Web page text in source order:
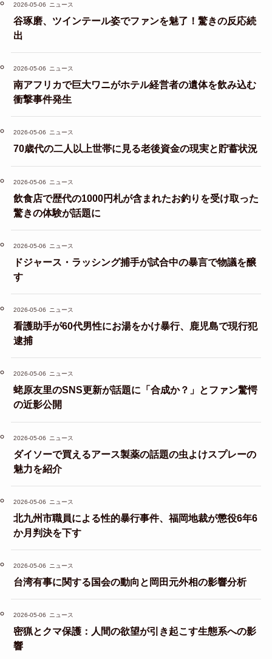
2026-05-06 ニュース
谷琢磨、ツインテール姿でファンを魅了！驚きの反応続
出
2026-05-06 ニュース
南アフリカで巨大ワニがホテル経営者の遺体を飲み込む
衝撃事件発生
2026-05-06 ニュース
70歳代の二人以上世帯に見る老後資金の現実と貯蓄状況
2026-05-06 ニュース
飲食店で歴代の1000円札が含まれたお釣りを受け取った
驚きの体験が話題に
2026-05-06 ニュース
ドジャース・ラッシング捕手が試合中の暴言で物議を醸
す
2026-05-06 ニュース
看護助手が60代男性にお湯をかけ暴行、鹿児島で現行犯
逮捕
2026-05-06 ニュース
蛯原友里のSNS更新が話題に「合成か？」とファン驚愕
の近影公開
2026-05-06 ニュース
ダイソーで買えるアース製薬の話題の虫よけスプレーの
魅力を紹介
2026-05-06 ニュース
北九州市職員による性的暴行事件、福岡地裁が懲役6年6
か月判決を下す
2026-05-06 ニュース
台湾有事に関する国会の動向と岡田元外相の影響分析
2026-05-06 ニュース
密猟とクマ保護：人間の欲望が引き起こす生態系への影
響